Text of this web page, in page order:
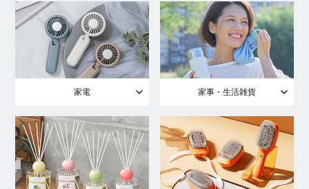
家電 家事・生活雑貨